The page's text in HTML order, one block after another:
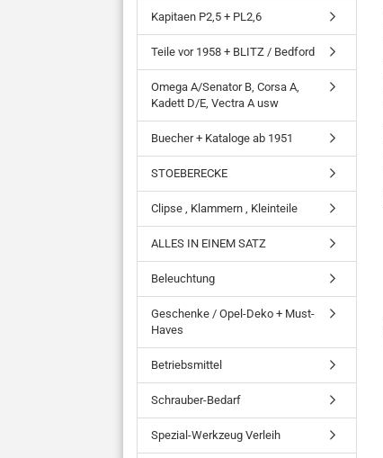
Kapitaen P2,5 + PL2,6
Teile vor 1958 + BLITZ / Bedford
Omega A/Senator B, Corsa A,
Kadett D/E, Vectra A usw
Buecher + Kataloge ab 1951
STOEBERECKE
Clipse , Klammern , Kleinteile
ALLES IN EINEM SATZ
Beleuchtung
Geschenke / Opel-Deko + Must-
Haves
Betriebsmittel
Schrauber-Bedarf
Spezial-Werkzeug Verleih